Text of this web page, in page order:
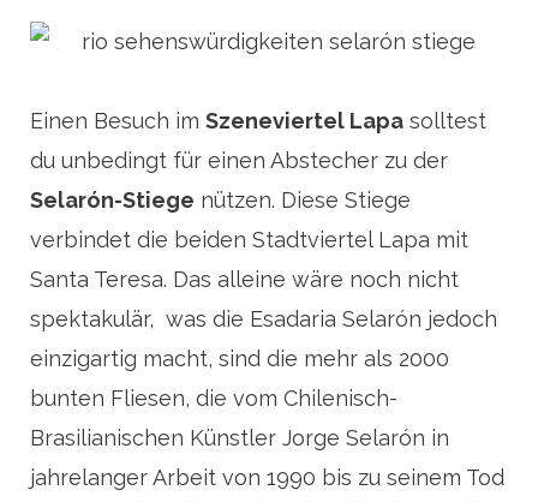
Einen Besuch im Szeneviertel Lapa solltest
du unbedingt für einen Abstecher zu der
Selarón-Stiege nützen. Diese Stiege
verbindet die beiden Stadtviertel Lapa mit
Santa Teresa. Das alleine wäre noch nicht
spektakulär, was die Esadaria Selarón jedoch
einzigartig macht, sind die mehr als 2000
bunten Fliesen, die vom Chilenisch-
Brasilianischen Künstler Jorge Selarón in
jahrelanger Arbeit von 1990 bis zu seinem Tod